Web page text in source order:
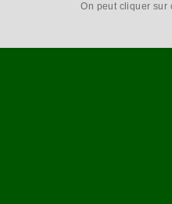
On peut cliquer sur